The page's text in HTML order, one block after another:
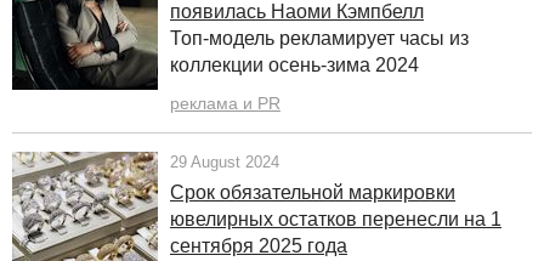
появилась Наоми Кэмпбелл
Топ-модель рекламирует часы из
коллекции осень-зима 2024
реклама и PR
29 August 2024
Срок обязательной маркировки
ювелирных остатков перенесли на 1
сентября 2025 года